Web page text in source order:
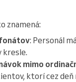
znamená:
: Personál
kresle.
mimo
ktorí cez deň